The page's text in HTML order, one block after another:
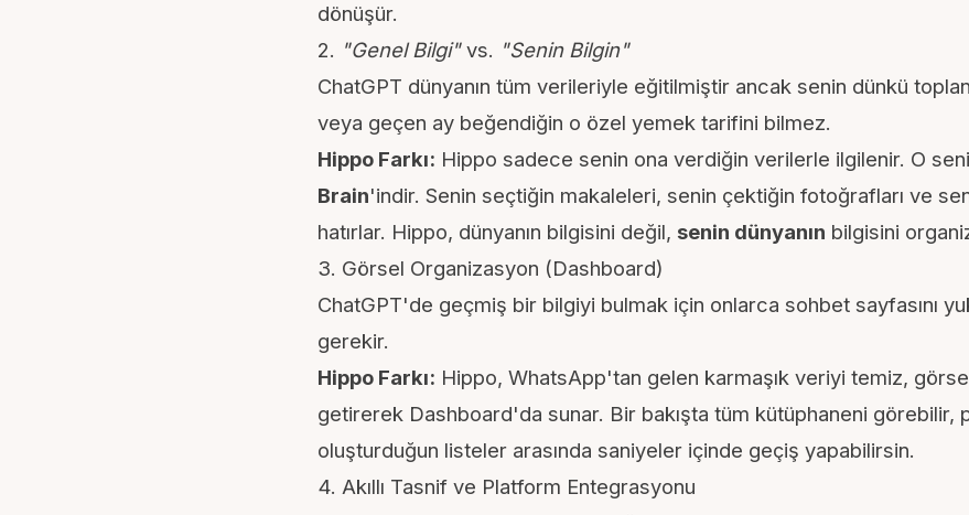
dönüşür.
2. "Genel Bilgi"vs. "Senin Bilgin"
ChatGPT dünyanın tüm verileriyle eğitilmiştir ancak senin dünkü
veya geçen ay beğendiğin o özel yemek tarifini bilmez.
Hippo Farkı: Hippo sadece senin ona verdiğin verilerle ilgilenir. O
Brain'indir. Senin seçtiğin makaleleri, senin çektiğin fotoğrafları ve
hatırlar. Hippo, dünyanın bilgisini değil, senin dünyanın bilgisini
3. Görsel Organizasyon (Dashboard)
ChatGPT'de geçmiş bir bilgiyi bulmak için onlarca sohbet sayfasını
gerekir.
Hippo Farkı: Hippo, WhatsApp'tan gelen karmaşık veriyi temiz,
getirerek Dashboard'da sunar. Bir bakışta tüm kütüphaneni görebilir,
oluşturduğun listeler arasında saniyeler içinde geçiş yapabilirsin.
4. Akıllı Tasnif ve Platform Entegrasyonu